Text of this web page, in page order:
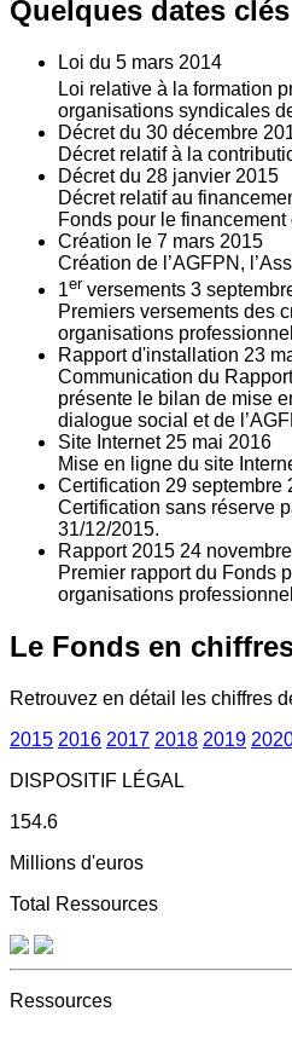
Quelques dates clés
Loi du 5 mars 2014
Loi relative à la formation
organisations syndicales
Décret du 30 décembre
Décret relatif à la
Décret du 28 janvier 2015
Décret relatif au
Fonds pour le
Création le 7 mars 2015
Création de l’AGFPN,
1er versements 3
Premiers versements des
organisations
Rapport d'installation 23
Communication du
présente le bilan de mise
dialogue social et de
Site Internet 25 mai 2016
Mise en ligne du site
Certification 29 septembre
Certification sans réserve
31/12/2015.
Rapport 2015 24
Premier rapport du Fonds
organisations
Le Fonds en
Retrouvez en détail les chiffres
2015 2016 2017 2018 2019
DISPOSITIF LÉGAL
154.6
Millions d'euros
Total Ressources
Ressources